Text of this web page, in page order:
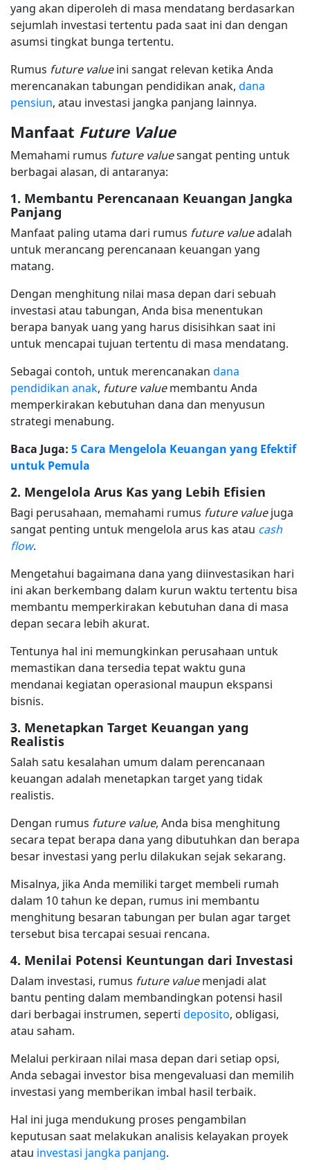
yang akan diperoleh di masa mendatang berdasarkan
sejumlah investasi tertentu pada saat ini dan dengan
asumsi tingkat bunga tertentu.
Rumus future valueini sangat relevan ketika Anda
merencanakan tabungan pendidikan anak, dana
pensiun, atau investasi jangka panjang lainnya.
Manfaat Future Value
Memahami rumus future valuesangat penting untuk
berbagai alasan, di antaranya:
1. Membantu Perencanaan Keuangan Jangka
Panjang
Manfaat paling utama dari rumus future valueadalah
untuk merancang perencanaan keuangan yang
matang.
Dengan menghitung nilai masa depan dari sebuah
investasi atau tabungan, Anda bisa menentukan
berapa banyak uang yang harus disisihkan saat ini
untuk mencapai tujuan tertentu di masa mendatang.
Sebagai contoh, untuk merencanakan dana
pendidikan anak, future valuemembantu Anda
memperkirakan kebutuhan dana dan menyusun
strategi menabung.
Baca Juga: 5 Cara Mengelola Keuangan yang Efektif
untuk Pemula
2. Mengelola Arus Kas yang Lebih Efisien
Bagi perusahaan, memahami rumus future valuejuga
sangat penting untuk mengelola arus kas atau cash
flow.
Mengetahui bagaimana dana yang diinvestasikan hari
ini akan berkembang dalam kurun waktu tertentu bisa
membantu memperkirakan kebutuhan dana di masa
depan secara lebih akurat.
Tentunya hal ini memungkinkan perusahaan untuk
memastikan dana tersedia tepat waktu guna
mendanai kegiatan operasional maupun ekspansi
bisnis.
3. Menetapkan Target Keuangan yang
Realistis
Salah satu kesalahan umum dalam perencanaan
keuangan adalah menetapkan target yang tidak
realistis.
Dengan rumus future value, Anda bisa menghitung
secara tepat berapa dana yang dibutuhkan dan berapa
besar investasi yang perlu dilakukan sejak sekarang.
Misalnya, jika Anda memiliki target membeli rumah
dalam 10 tahun ke depan, rumus ini membantu
menghitung besaran tabungan per bulan agar target
tersebut bisa tercapai sesuai rencana.
4. Menilai Potensi Keuntungan dari Investasi
Dalam investasi, rumus future valuemenjadi alat
bantu penting dalam membandingkan potensi hasil
dari berbagai instrumen, seperti deposito, obligasi,
atau saham.
Melalui perkiraan nilai masa depan dari setiap opsi,
Anda sebagai investor bisa mengevaluasi dan memilih
investasi yang memberikan imbal hasil terbaik.
Hal ini juga mendukung proses pengambilan
keputusan saat melakukan analisis kelayakan proyek
atau investasi jangka panjang.